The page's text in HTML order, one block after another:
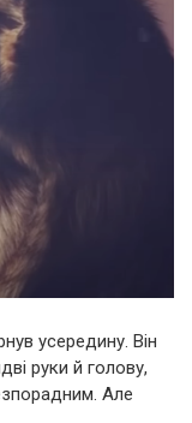
усередину. Він
руки й голову,
Але